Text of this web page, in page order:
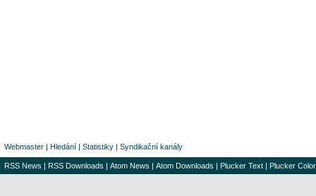
Webmaster | Hledání | Statistiky | Syndikační kanály
RSS News | RSS Downloads | Atom News | Atom Downloads | Plucker Text | Plucker Color